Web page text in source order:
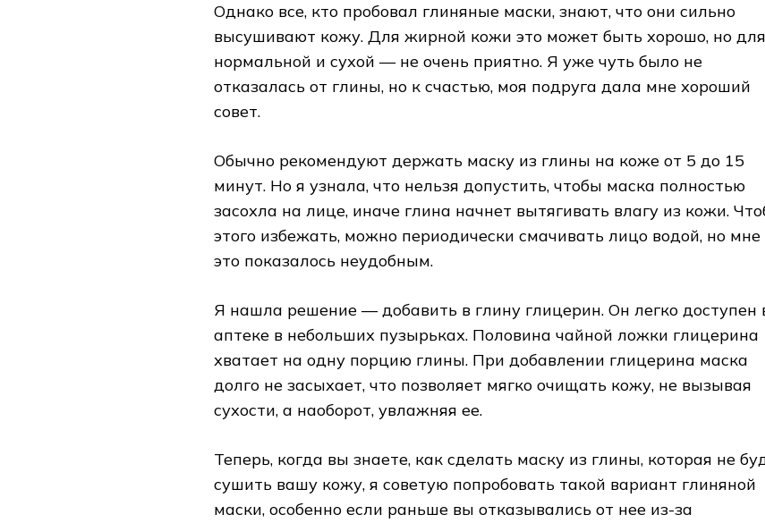
Однако все, кто пробовал глиняные маски, знают, что они сильно
высушивают кожу. Для жирной кожи это может быть хорошо, но для
нормальной и сухой — не очень приятно. Я уже чуть было не
отказалась от глины, но к счастью, моя подруга дала мне хороший
совет.
Обычно рекомендуют держать маску из глины на коже от 5 до 15
минут. Но я узнала, что нельзя допустить, чтобы маска полностью
засохла на лице, иначе глина начнет вытягивать влагу из кожи.
этого избежать, можно периодически смачивать лицо водой, но мне
это показалось неудобным.
Я нашла решение — добавить в глину глицерин. Он легко доступен
аптеке в небольших пузырьках. Половина чайной ложки глицерина
хватает на одну порцию глины. При добавлении глицерина маска
долго не засыхает, что позволяет мягко очищать кожу, не вызывая
сухости, а наоборот, увлажняя ее.
Теперь, когда вы знаете, как сделать маску из глины, которая не
сушить вашу кожу, я советую попробовать такой вариант глиняной
маски, особенно если раньше вы отказывались от нее из-за